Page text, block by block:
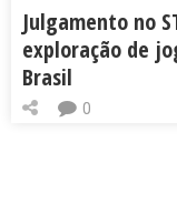
Julgamento no
exploração de
Brasil
0